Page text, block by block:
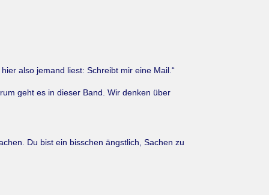
also jemand liest: Schreibt mir eine Mail.“
geht es in dieser Band. Wir denken über
Du bist ein bisschen ängstlich, Sachen zu